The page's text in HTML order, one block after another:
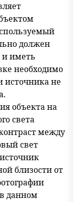
должен
и иметь
необходимо
источника не
объекта на
света
между
свет
близости от
данном